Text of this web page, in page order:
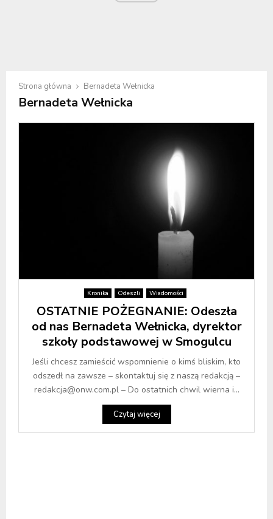
Strona główna Bernadeta Wełnicka
Bernadeta Wełnicka
Kronika Odeszli Wiadomości
OSTATNIE POŻEGNANIE: Odeszła
od nas Bernadeta Wełnicka, dyrektor
szkoły podstawowej w Smogulcu
Jeśli chcesz zamieścić wspomnienie o kimś bliskim, kto
odszedł na zawsze – skontaktuj się z naszą redakcją –
redakcja@onw.com.pl – Do ostatnich chwil wierna i...
Czytaj więcej